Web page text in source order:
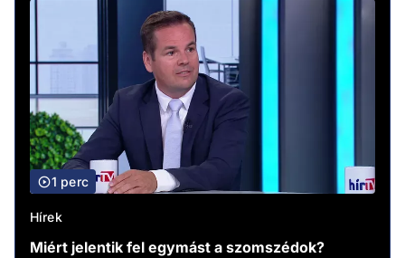
1 perc
Hírek
Miért jelentik fel egymást a szomszédok?